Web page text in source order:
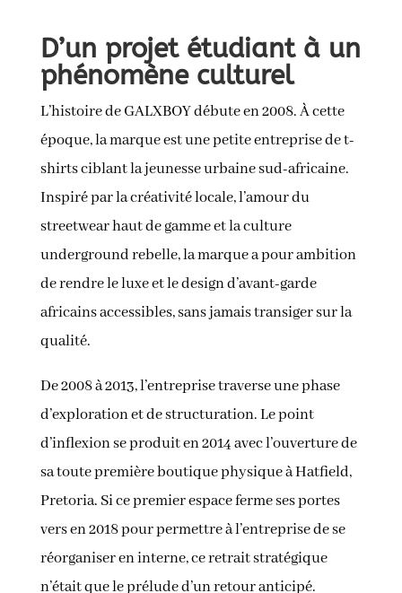
D’un projet étudiant à un
phénomène culturel
L’histoire de GALXBOY débute en 2008. À cette
époque, la marque est une petite entreprise de t-
shirts ciblant la jeunesse urbaine sud-africaine.
Inspiré par la créativité locale, l’amour du
streetwear haut de gamme et la culture
underground rebelle, la marque a pour ambition
de rendre le luxe et le design d’avant-garde
africains accessibles, sans jamais transiger sur la
qualité.
De 2008 à 2013, l’entreprise traverse une phase
d’exploration et de structuration. Le point
d’inflexion se produit en 2014 avec l’ouverture de
sa toute première boutique physique à Hatfield,
Pretoria. Si ce premier espace ferme ses portes
vers en 2018 pour permettre à l’entreprise de se
réorganiser en interne, ce retrait stratégique
n’était que le prélude d’un retour anticipé.